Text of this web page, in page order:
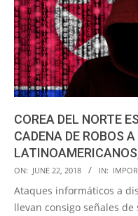
COREA DEL NORTE
CADENA DE ROBOS
2018-
06-
22
ON: JUNE 22, 2018 IN:
Ataques informáticos a
llevan consigo señales